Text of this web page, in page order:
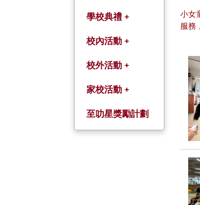
學校典禮 +
開學禮
結業禮
畢業禮
校慶活動
校內活動 +
綜合活動課
學術及體藝課程
服務大使
校外活動 +
學年旅行
全方位學習日
家校活動 +
小一至小五家長
至叻星獎勵計劃
小女
服務